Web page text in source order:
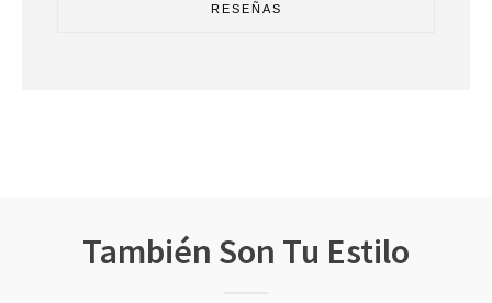
RESEÑAS
También Son Tu Estilo